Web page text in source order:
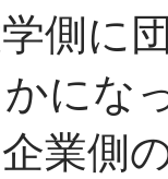
側に
にな
業側